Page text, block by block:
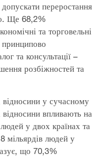
переростання
Ще 68,2%
та торговельні
та консультації –
розбіжностей та
відносини у сучасному
відносини впливають на
у ​​двох країнах та
мільярдів людей у
що 70,3%